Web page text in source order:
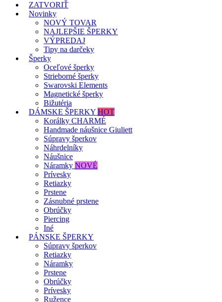
ZATVORIŤ
Novinky
NOVÝ TOVAR
NAJLEPŠIE ŠPERKY
VÝPREDAJ
Tipy na darčeky
Šperky
Oceľové šperky
Strieborné šperky
Swarovski Elements
Magnetické šperky
Bižutéria
DÁMSKE ŠPERKY HOT
Korálky CHARMÉ
Handmade náušnice Giuliett
Súpravy šperkov
Náhrdelníky
Náušnice
Náramky NOVÉ
Prívesky
Retiazky
Prstene
Zásnubné prstene
Obrúčky
Piercing
Iné
PÁNSKE ŠPERKY
Súpravy šperkov
Retiazky
Náramky
Prstene
Obrúčky
Prívesky
Ružence